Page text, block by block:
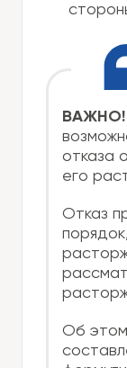
ВАЖНО!
отказа
его
Отказ
Об этом